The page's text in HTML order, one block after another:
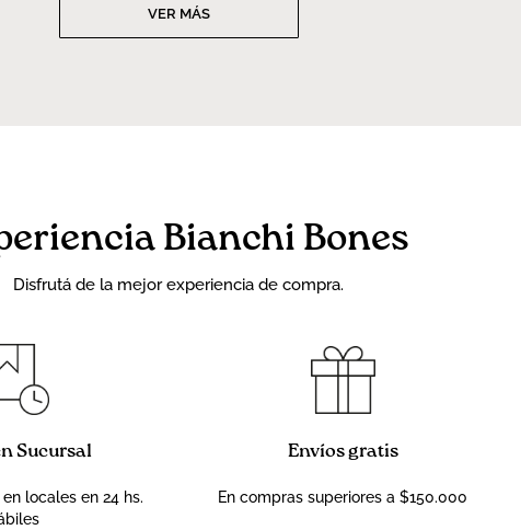
VER MÁS
Bianchi Bones
Disfrutá de la mejor experiencia de compra.
Sucursal
locales en 24 hs.
Envíos gratis
En compras superiores a $150.000